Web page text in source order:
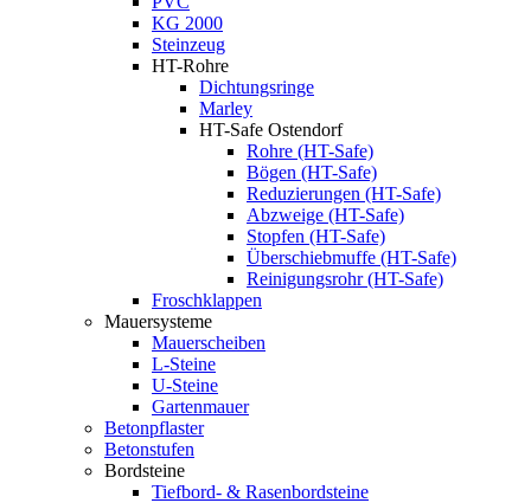
KG 2000
Steinzeug
HT-Rohre
Dichtungsringe
Marley
HT-Safe Ostendorf
Rohre (HT-Safe)
Bögen (HT-Safe)
Reduzierungen (HT-Safe)
Abzweige (HT-Safe)
Stopfen (HT-Safe)
Überschiebmuffe (HT-Safe)
Reinigungsrohr (HT-Safe)
Froschklappen
Mauersysteme
Mauerscheiben
L-Steine
U-Steine
Gartenmauer
Betonpflaster
Betonstufen
Bordsteine
Tiefbord- & Rasenbordsteine